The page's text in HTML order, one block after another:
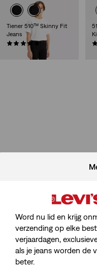
Tiener 510™ Skinny Fit
Jeans
(49)
€ 49,95
Word nu lid en krijg
verzending op elke
verjaardagen,
als je jeans worden de
beter.